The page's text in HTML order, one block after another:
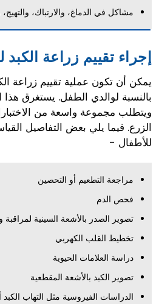
مشاكل في الدماغ، والارتباك، والتهيج،
إجراء تقييم زراعة
يمكن أن تكون عملية تقييم زراعة
بالنسبة لوالدي الطفل. يستغرق هذا
ويتطلب مجموعة واسعة من
الزرع. فيما يلي بعض التفاصيل
للأطفال -
مراجعة التطعيم أو التحصين
فحص الدم
تصوير الصدر بالأشعة السينية
تخطيط القلب الكهربي
دراسة العلامات الحيوية
تصوير الكبد بالأشعة المقطعية
الدراسات الفيروسية مثل التهاب